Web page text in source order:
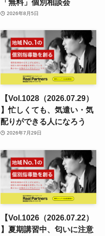
「無料」個別相談会
2026年8月5日
【Vol.1028（2026.07.29）
】忙しくても、気遣い・気
配りができる人になろう
2026年7月29日
【Vol.1026（2026.07.22）
】夏期講習中、匂いに注意